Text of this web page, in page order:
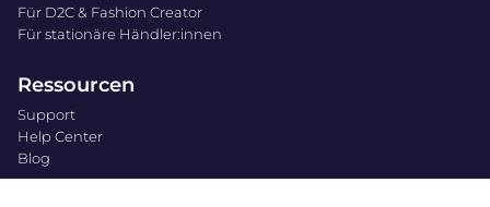
Für D2C & Fashion Creator
Für stationäre Händler:innen
Ressourcen
Support
Help Center
Blog